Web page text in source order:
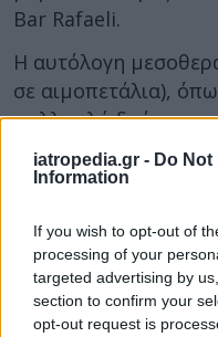
iatropedia.gr - Do Not
Information
If you wish to opt-out of
processing of your
targeted advertising by
section to confirm your
opt-out request is
Βar Rafaeli.
Η αυτόλογη
σε αιμοπετάλια),
πολλαπλή δράση ως
των ιστών του
πρόληψη και για
για τη σύσφιξη
καθώς και για την
αισθητικών
αλωπεκία και